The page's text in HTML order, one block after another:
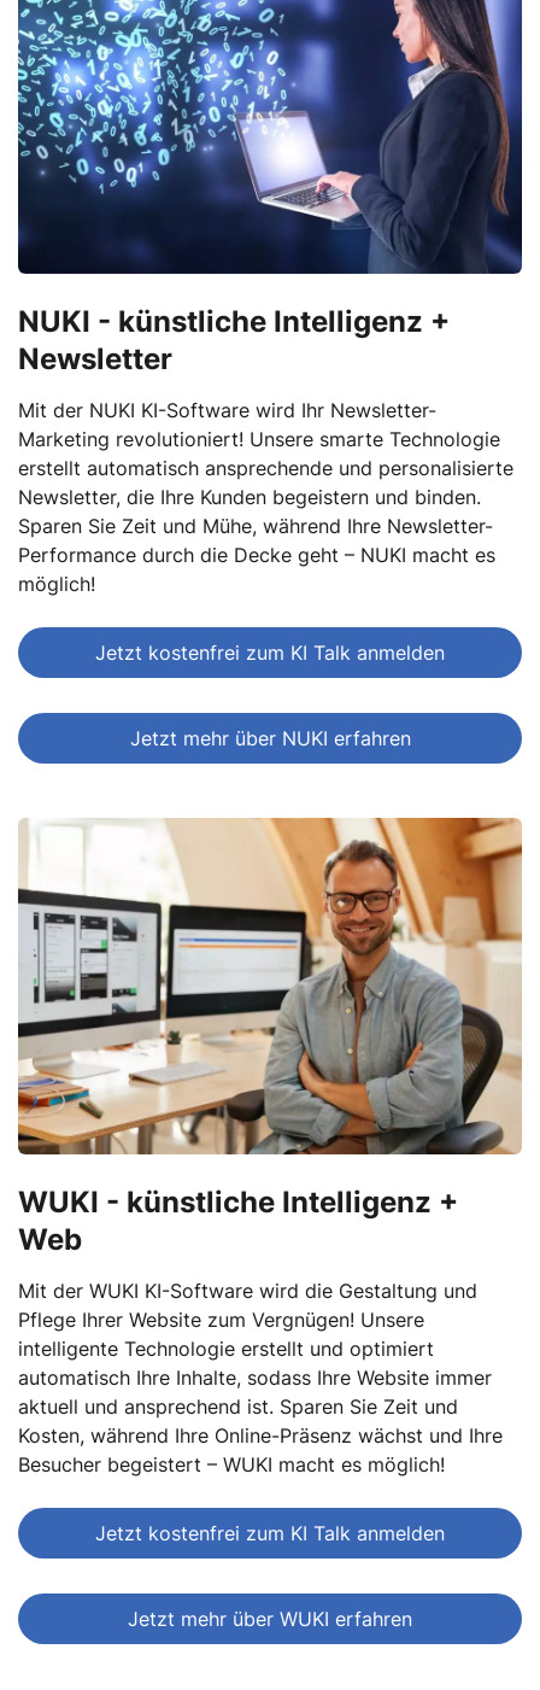
NUKI - künstliche Intelligenz +
Newsletter
Mit der NUKI KI-Software wird Ihr Newsletter-
Marketing revolutioniert! Unsere smarte Technologie
erstellt automatisch ansprechende und personalisierte
Newsletter, die Ihre Kunden begeistern und binden.
Sparen Sie Zeit und Mühe, während Ihre Newsletter-
Performance durch die Decke geht – NUKI macht es
möglich!
Jetzt kostenfrei zum KI Talk anmelden
Jetzt mehr über NUKI erfahren
WUKI - künstliche Intelligenz +
Web
Mit der WUKI KI-Software wird die Gestaltung und
Pflege Ihrer Website zum Vergnügen! Unsere
intelligente Technologie erstellt und optimiert
automatisch Ihre Inhalte, sodass Ihre Website immer
aktuell und ansprechend ist. Sparen Sie Zeit und
Kosten, während Ihre Online-Präsenz wächst und Ihre
Besucher begeistert – WUKI macht es möglich!
Jetzt kostenfrei zum KI Talk anmelden
Jetzt mehr über WUKI erfahren